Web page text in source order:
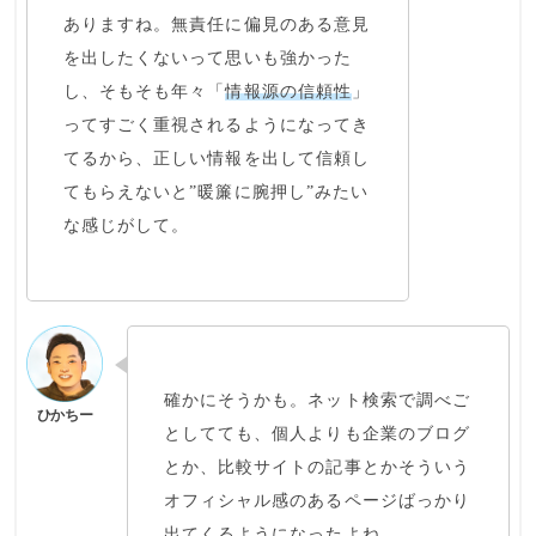
ありますね。無責任に偏見のある意見
を出したくない って思いも強かった
し、そもそも年々「情報源の信頼性」
ってすごく重視されるようになってき
てるから、正しい情報を出して信頼し
てもらえないと”暖簾に腕押し”みたい
な感じがして。
確かにそうかも。ネット検索で調べご
としてても、個人よりも企業のブログ
とか、比較サイトの記事とかそういう
オフィシャル感のあるページばっかり